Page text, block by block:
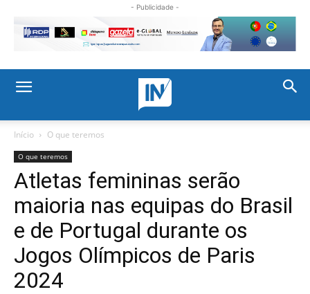
- Publicidade -
Início O que teremos
O que teremos
Atletas femininas serão
maioria nas equipas do Brasil
e de Portugal durante os
Jogos Olímpicos de Paris
2024